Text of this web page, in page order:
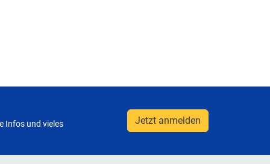
Infos und vieles Jetzt anmelden